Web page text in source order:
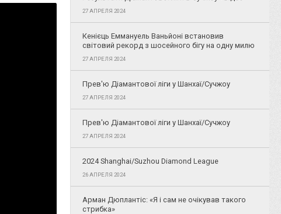
27 АПРЕЛЯ 2024
Кенієць Еммануель Ваньйоні встановив
світовий рекорд з шосейного бігу на одну милю
27 АПРЕЛЯ 2024
Прев'ю Діамантової ліги у Шанхаї/Сучжоу
27 АПРЕЛЯ 2024
Прев'ю Діамантової ліги у Шанхаї/Сучжоу
27 АПРЕЛЯ 2024
2024 Shanghai/Suzhou Diamond League
26 АПРЕЛЯ 2024
Арман Дюплантіс: «Я і сам не очікував такого
стрибка»